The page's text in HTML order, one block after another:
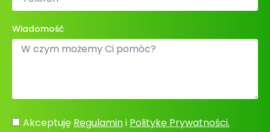
Wiadomość
Akceptuję Regulamini Politykę Prywatności.